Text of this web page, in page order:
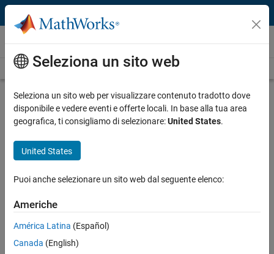
Vai al contenuto
Video
Videos Home Search
Play
Description
Waveform Generation Using
MATLAB and SDR
Full Transcript
Seleziona un sito web
Seleziona un sito web per visualizzare contenuto tradotto dove
disponibile e vedere eventi e offerte locali. In base alla tua area
geografica, ti consigliamo di selezionare:United States.
United States
Puoi anche selezionare un sito web dal seguente elenco:
Americhe
América Latina (Español)
Canada (English)